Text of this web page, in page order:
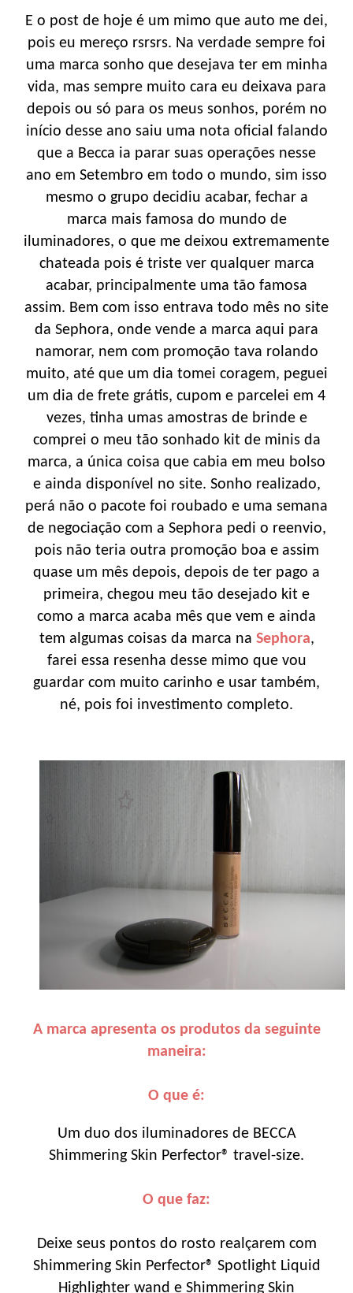
E o post de hoje é um mimo que auto me dei,
pois eu mereço rsrsrs. Na verdade sempre foi
uma marca sonho que desejava ter em minha
vida, mas sempre muito cara eu deixava para
depois ou só para os meus sonhos, porém no
início desse ano saiu uma nota oficial falando
que a Becca ia parar suas operações nesse
ano em Setembro em todo o mundo, sim isso
mesmo o grupo decidiu acabar, fechar a
marca mais famosa do mundo de
iluminadores, o que me deixou extremamente
chateada pois é triste ver qualquer marca
acabar, principalmente uma tão famosa
assim. Bem com isso entrava todo mês no site
da Sephora, onde vende a marca aqui para
namorar, nem com promoção tava rolando
muito, até que um dia tomei coragem, peguei
um dia de frete grátis, cupom e parcelei em 4
vezes, tinha umas amostras de brinde e
comprei o meu tão sonhado kit de minis da
marca, a única coisa que cabia em meu bolso
e ainda disponível no site. Sonho realizado,
perá não o pacote foi roubado e uma semana
de negociação com a Sephora pedi o reenvio,
pois não teria outra promoção boa e assim
quase um mês depois, depois de ter pago a
primeira, chegou meu tão desejado kit e
como a marca acaba mês que vem e ainda
tem algumas coisas da marca na Sephora,
farei essa resenha desse mimo que vou
guardar com muito carinho e usar também,
né, pois foi investimento completo.
A marca apresenta os produtos da seguinte
maneira:
O que é:
Um duo dos iluminadores de BECCA
Shimmering Skin Perfector® travel-size.
O que faz:
Deixe seus pontos do rosto realçarem com
Shimmering Skin Perfector® Spotlight Liquid
Highlighter wand e Shimmering Skin